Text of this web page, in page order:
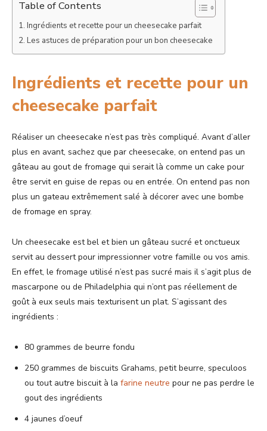
Table of Contents
Ingrédients et recette pour un cheesecake parfait
Les astuces de préparation pour un bon cheesecake
Ingrédients et recette pour un
cheesecake parfait
Réaliser un cheesecake n’est pas très compliqué. Avant d’aller
plus en avant, sachez que par cheesecake, on entend pas un
gâteau au gout de fromage qui serait là comme un cake pour
être servit en guise de repas ou en entrée. On entend pas non
plus un gateau extrêmement salé à décorer avec une bombe
de fromage en spray.
Un cheesecake est bel et bien un gâteau sucré et onctueux
servit au dessert pour impressionner votre famille ou vos amis.
En effet, le fromage utilisé n’est pas sucré mais il s’agit plus de
mascarpone ou de Philadelphia qui n’ont pas réellement de
goût à eux seuls mais texturisent un plat. S’agissant des
ingrédients :
80 grammes de beurre fondu
250 grammes de biscuits Grahams, petit beurre, speculoos
ou tout autre biscuit à la farine neutre pour ne pas perdre le
gout des ingrédients
4 jaunes d’oeuf